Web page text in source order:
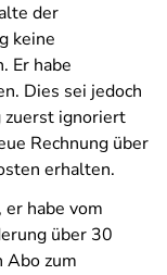
der
keine
Er habe
Dies sei jedoch
zuerst ignoriert
Rechnung über
erhalten.
er habe vom
über 30
Abo zum